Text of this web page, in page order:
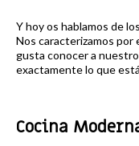
Y hoy os hablamos de los
Nos caracterizamos por
gusta conocer a
exactamente lo que
Cocina